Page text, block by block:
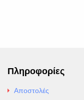
Πληροφορίες
Αποστολές